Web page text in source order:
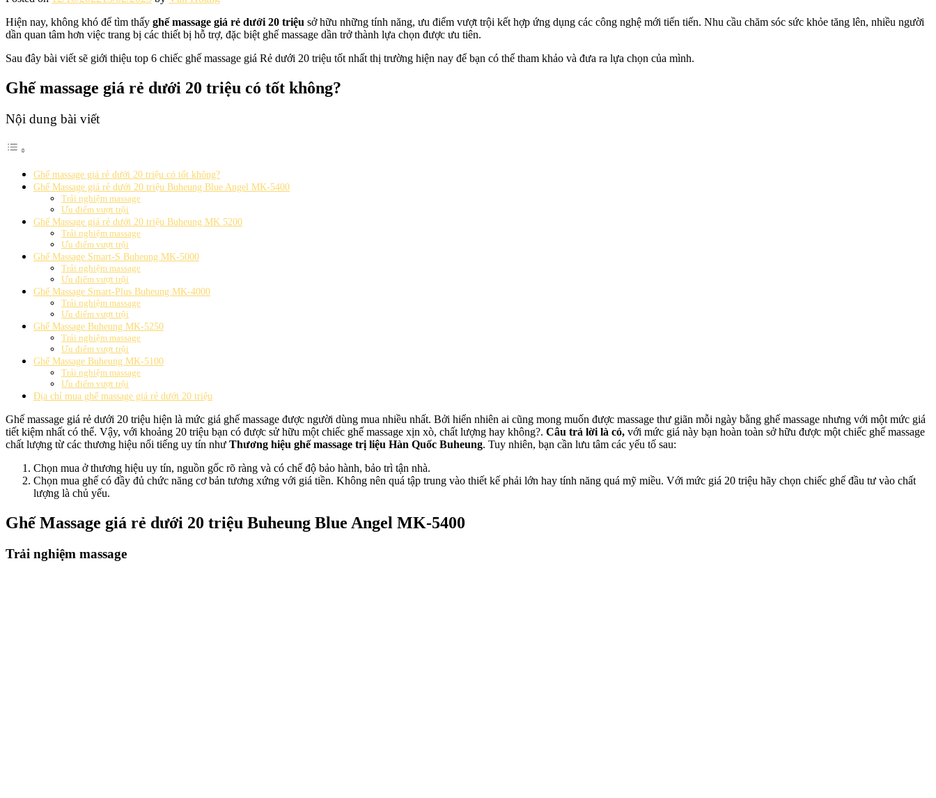
Hiện nay, không khó để tìm thấy ghế massage giá rẻ dưới 20 triệu sở hữu những tính năng, ưu điểm vượt trội kết hợp ứng dụng các công nghệ mới tiến tiến. Nhu cầu chăm sóc sức khỏe tăng lên, nhiều người
dần quan tâm hơn việc trang bị các thiết bị hỗ trợ, đặc biệt ghế massage dần trở thành lựa chọn được ưu tiên.
Sau đây bài viết sẽ giới thiệu top 6 chiếc ghế massage giá Rẻ dưới 20 triệu tốt nhất thị trường hiện nay để bạn có thể tham khảo và đưa ra lựa chọn của mình.
Ghế massage giá rẻ dưới 20 triệu có tốt không?
Nội dung bài viết
Ghế massage giá rẻ dưới 20 triệu có tốt không?
Ghế Massage giá rẻ dưới 20 triệu Buheung Blue Angel MK-5400
Trải nghiệm massage
Ưu điểm vượt trội
Ghế Massage giá rẻ dưới 20 triệu Buheung MK 5200
Trải nghiệm massage
Ưu điểm vượt trội
Ghế Massage Smart-S Buheung MK-5000
Trải nghiệm massage
Ưu điểm vượt trội
Ghế Massage Smart-Plus Buheung MK-4000
Trải nghiệm massage
Ưu điểm vượt trội
Ghế Massage Buheung MK-5250
Trải nghiệm massage
Ưu điểm vượt trội
Ghế Massage Buheung MK-5100
Trải nghiệm massage
Ưu điểm vượt trội
Địa chỉ mua ghế massage giá rẻ dưới 20 triệu
Ghế massage giá rẻ dưới 20 triệu hiện là mức giá ghế massage được người dùng mua nhiều nhất. Bởi hiển nhiên ai cũng mong muốn được massage thư giãn mỗi ngày bằng ghế massage nhưng với một mức giá
tiết kiệm nhất có thể. Vậy, với khoảng 20 triệu bạn có được sử hữu một chiếc ghế massage xịn xò, chất lượng hay không?. Câu trả lời là có, với mức giá này bạn hoàn toàn sở hữu được một chiếc ghế massage
chất lượng từ các thương hiệu nổi tiếng uy tín như Thương hiệu ghế massage trị liệu Hàn Quốc Buheung. Tuy nhiên, bạn cần lưu tâm các yếu tố sau:
Chọn mua ở thương hiệu uy tín, nguồn gốc rõ ràng và có chế độ bảo hành, bảo trì tận nhà.
Chọn mua ghế có đầy đủ chức năng cơ bản tương xứng với giá tiền. Không nên quá tập trung vào thiết kế phải lớn hay tính năng quá mỹ miều. Với mức giá 20 triệu hãy chọn chiếc ghế đầu tư vào chất
lượng là chủ yếu.
Ghế Massage giá rẻ dưới 20 triệu Buheung Blue Angel MK-5400
Trải nghiệm massage